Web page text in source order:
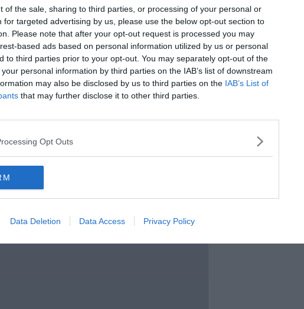
of the sale, sharing to third parties, or processing of your personal or
for targeted advertising by us, please use the below opt-out section to
Please note that after your opt-out request is processed you may
based ads based on personal information utilized by us or personal
to third parties prior to your opt-out. You may separately opt-out of the
personal information by third parties on the IAB’s list of downstream
may also be disclosed by us to third parties on the IAB’s List of
that may further disclose it to other third parties.
Opt Outs
Data Deletion Data Access Privacy Policy
...